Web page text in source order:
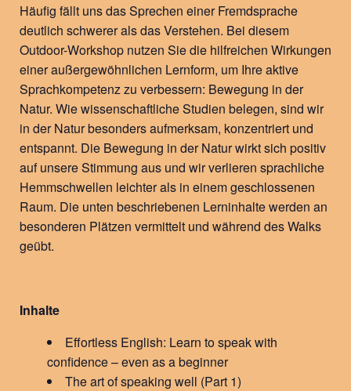
Häufig fällt uns das Sprechen einer Fremdsprache
deutlich schwerer als das Verstehen. Bei diesem
Outdoor-Workshop nutzen Sie die hilfreichen Wirkungen
einer außergewöhnlichen Lernform, um Ihre aktive
Sprachkompetenz zu verbessern: Bewegung in der
Natur. Wie wissenschaftliche Studien belegen, sind wir
in der Natur besonders aufmerksam, konzentriert und
entspannt. Die Bewegung in der Natur wirkt sich positiv
auf unsere Stimmung aus und wir verlieren sprachliche
Hemmschwellen leichter als in einem geschlossenen
Raum. Die unten beschriebenen Lerninhalte werden an
besonderen Plätzen vermittelt und während des Walks
geübt.
Inhalte
Effortless English: Learn to speak with
confidence – even as a beginner
The art of speaking well (Part 1)